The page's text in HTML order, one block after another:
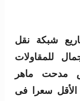
شبكة نقل
للمقاولات
مدحت ماهر
الأقل سعرا فى